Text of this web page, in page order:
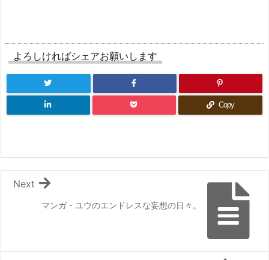
よろしければシェアお願いします
Copy
マンガ・ユウのエンドレスな妄想の日々。
Next